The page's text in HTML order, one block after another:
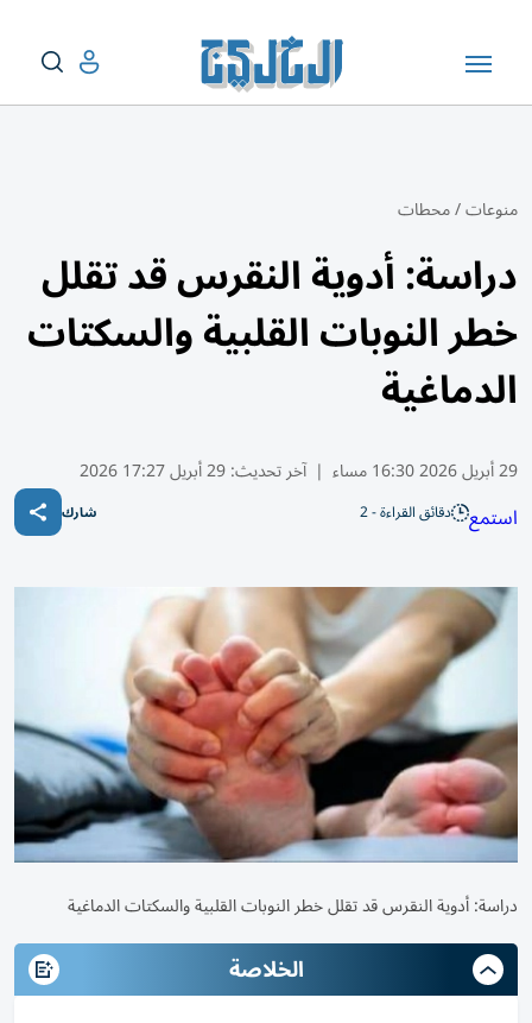
منوعات/محطات
دراسة: أدوية النقرس قد تقلل
خطر النوبات القلبية والسكتات
الدماغية
29 أبريل 2026 16:30 مساء | آخر تحديث:29 أبريل 17:27 2026
استمع دقائق القراءة - 2 شارك
دراسة: أدوية النقرس قد تقلل خطر النوبات القلبية والسكتات الدماغية
الخلاصة